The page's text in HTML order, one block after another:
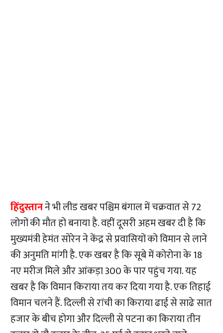
हिंदुस्तानने भी लीड खबर पश्चिम बंगाल में चक्रवात से 72
लोगों की मौत हो बनाया है. वहीं दूसरी अहम खबर दी है कि
मुख्यमंत्री हेमंत सोरेन ने केंद्र से प्रवासियों को विमान से लाने
की अनुमति मांगी है. एक खबर है कि सूबे में कोरोना के 18
नए मरीज मिले और आंकड़ा 300 के पार पहुंच गया. यह
खबर है कि विमान किराया तय कर दिया गया है. एक तिहाई
विमान चलने हैं. दिल्ली से रांची का किराया ढाई से साढे सात
हजार के बीच होगा और दिल्ली से पटना का किराया तीन